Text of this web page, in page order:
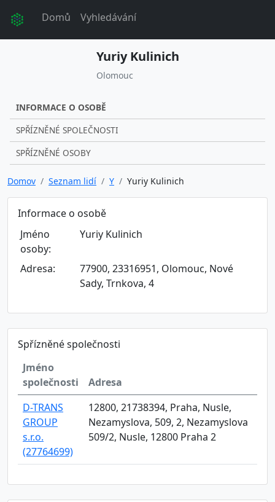
Domů Vyhledávání
Yuriy Kulinich
Olomouc
INFORMACE O OSOBĚ
SPŘÍZNĚNÉ SPOLEČNOSTI
SPŘÍZNĚNÉ OSOBY
Domov Seznam lidí Y Yuriy Kulinich
Informace o osobě
Jméno
osoby:
Yuriy Kulinich
Adresa:
77900, 23316951, Olomouc, Nové
Sady, Trnkova, 4
Spřízněné společnosti
Jméno
společnosti
Adresa
D-TRANS
GROUP
s.r.o.
(27764699)
12800, 21738394, Praha, Nusle,
Nezamyslova, 509, 2, Nezamyslova
509/2, Nusle, 12800 Praha 2